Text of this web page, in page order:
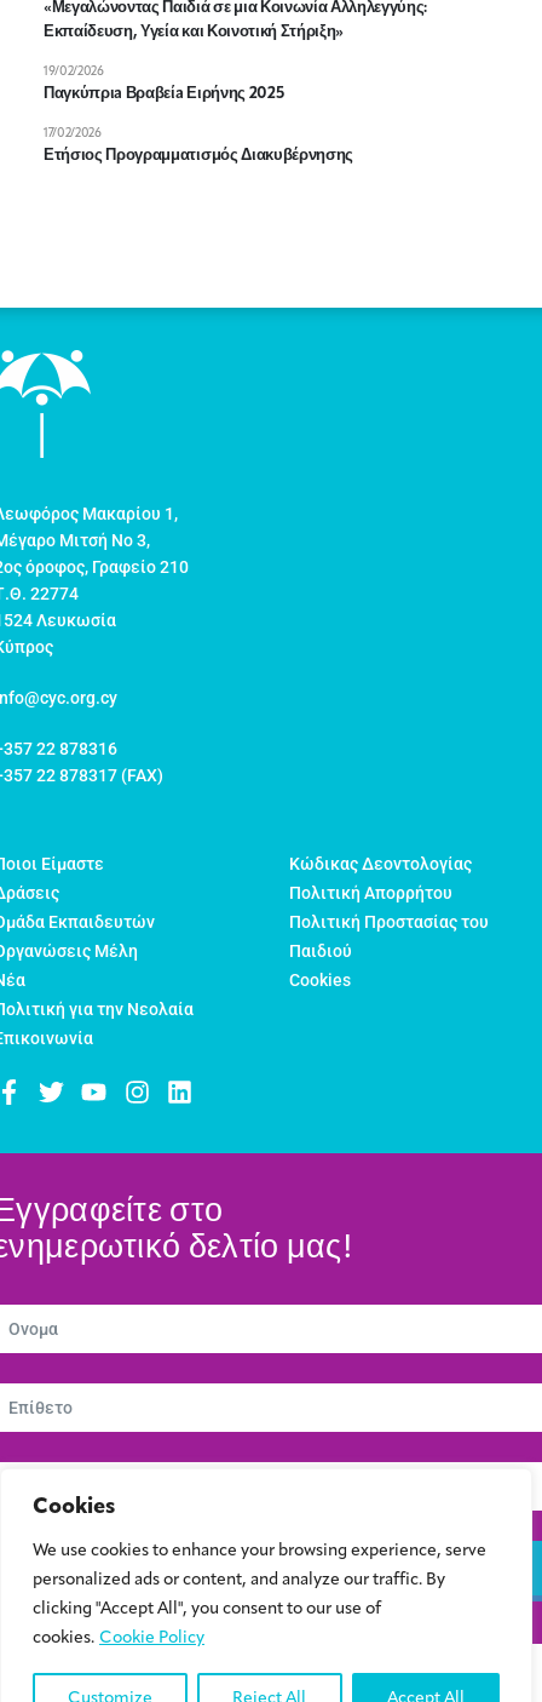
Cookies
We use cookies to enhance your browsing experience, serve
personalized ads or content, and analyze our traffic. By
clicking "Accept All", you consent to our use of
cookies. Cookie Policy
«Μεγαλώνοντας Παιδιά σε μια Κοινωνία Αλληλεγγύης:
Εκπαίδευση, Υγεία και Κοινοτική Στήριξη»
Παγκύπριa Βραβείa Ειρήνης 2025
19/02/2026
Ετήσιος Προγραμματισμός Διακυβέρνησης
17/02/2026
Μακαρίου 1,
Μιτσή Νο 3,
όροφος, Γραφείο 210
22774
Λευκωσία
22 878316
22 878317 (FAX)
Είμαστε
Εκπαιδευτών
Μέλη
για την Νεολαία
Κώδικας Δεοντολογίας
Πολιτική Απορρήτου
Πολιτική Προστασίας του
Παιδιού
Cookies
στο
δελτίο μας!
Εγγραφείτε